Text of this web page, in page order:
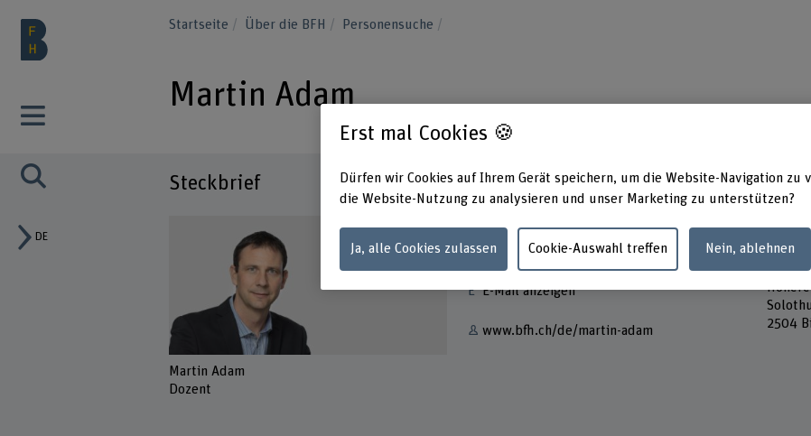
DE
Startseite Über die BFH Personensuche
Martin Adam
Steckbrief
Martin Adam
Dozent
Kontakt
E-Mail anzeigen
www.bfh.ch/de/martin-adam
Adresse
Berner
2504
Erst mal Cookies 🍪
Dürfen wir Cookies auf Ihrem Gerät speichern, um die Website-Navigation zu
die Website-Nutzung zu analysieren und unser Marketing zu unterstützen?
Ja, alle Cookies zulassen Cookie-Auswahl treffen Nein, ablehnen